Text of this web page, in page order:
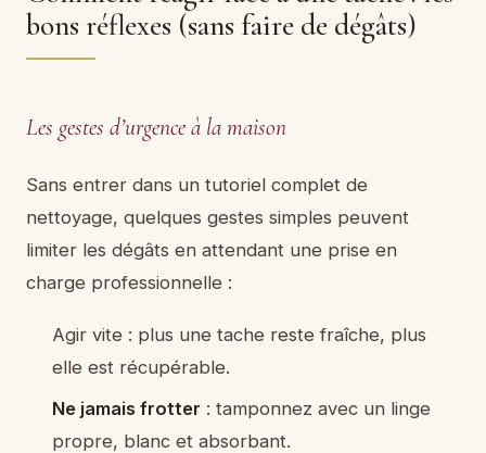
bons réflexes (sans faire de dégâts)
Les gestes d’urgence à la maison
Sans entrer dans un tutoriel complet de
nettoyage, quelques gestes simples peuvent
limiter les dégâts en attendant une prise en
charge professionnelle :
Agir vite : plus une tache reste fraîche, plus
elle est récupérable.
Ne jamais frotter : tamponnez avec un linge
propre, blanc et absorbant.